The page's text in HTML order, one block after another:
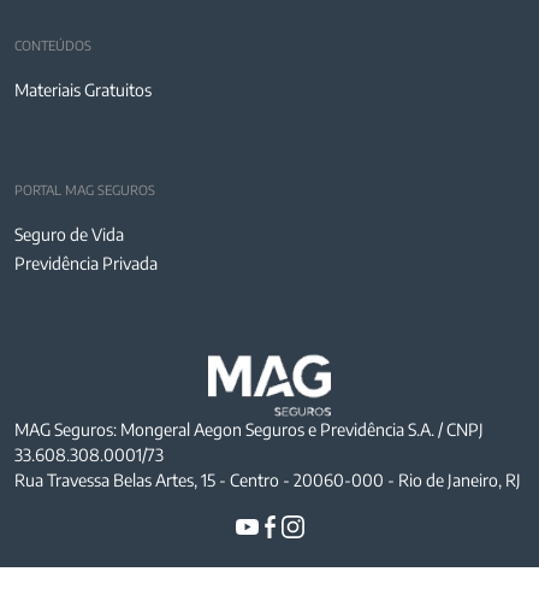
CONTEÚDOS
Materiais Gratuitos
PORTAL MAG SEGUROS
Seguro de Vida
Previdência Privada
MAG Seguros: Mongeral Aegon Seguros e Previdência S.A. / CNPJ
33.608.308.0001/73
Rua Travessa Belas Artes, 15 - Centro - 20060-000 - Rio de Janeiro, RJ